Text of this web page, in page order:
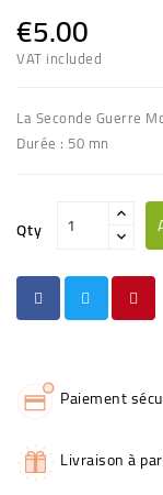
€5.00
VAT included
La Seconde Guerre
Durée : 50 mn
Qty
Paiement
Livraison à